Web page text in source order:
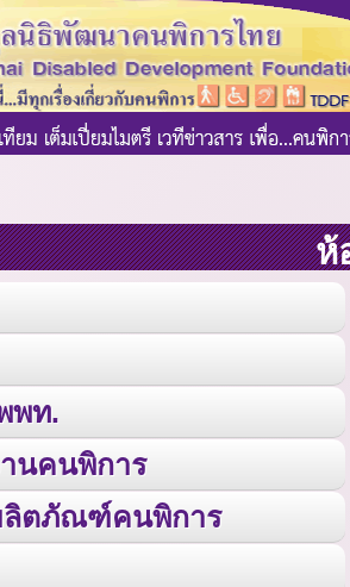
ห้
พท.
นคนพิการ
ลิตภัณฑ์คนพิการ